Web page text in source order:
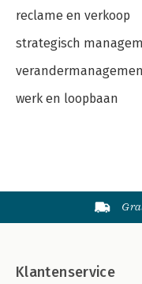
reclame en verkoop
strategisch
werk en loopbaan
Klantenservice